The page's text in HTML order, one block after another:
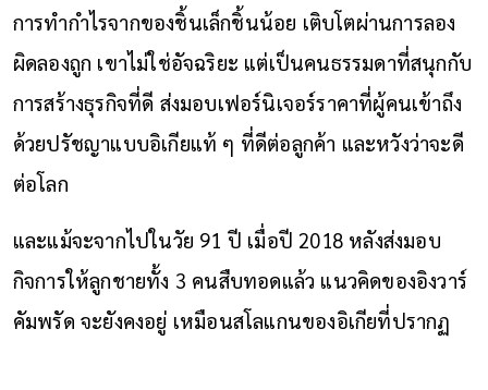
การทำกำไรจากของชิ้นเล็กชิ้นน้อย เติบโตผ่านการลอง
ผิดลองถูก เขาไม่ใช่อัจฉริยะ แต่เป็นคนธรรมดาที่สนุกกับ
การสร้างธุรกิจที่ดี ส่งมอบเฟอร์นิเจอร์ราคาที่ผู้คนเข้าถึง
ด้วยปรัชญาแบบอิเกียแท้ ๆ ที่ดีต่อลูกค้า และหวังว่าจะดี
ต่อโลก
และแม้จะจากไปในวัย 91 ปี เมื่อปี 2018 หลังส่งมอบ
กิจการให้ลูกชายทั้ง 3 คนสืบทอดแล้ว แนวคิดของอิงวาร์
คัมพรัด จะยังคงอยู่ เหมือนสโลแกนของอิเกียที่ปรากฏ